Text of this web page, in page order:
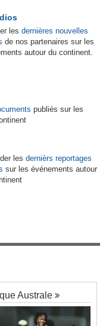
les dernières nouvelles
de nos partenaires sur les
autour du continent.
publiés sur les
les dernièrs reportages
sur les événements autour
Australe